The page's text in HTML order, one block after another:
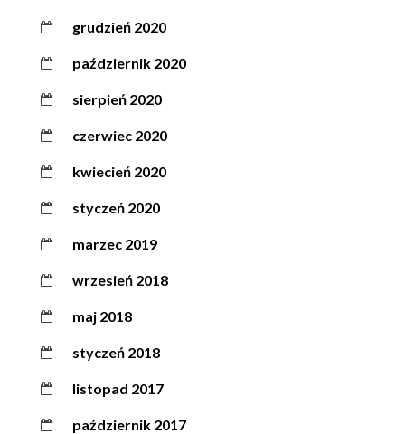
grudzień 2020
październik 2020
sierpień 2020
czerwiec 2020
kwiecień 2020
styczeń 2020
marzec 2019
wrzesień 2018
maj 2018
styczeń 2018
listopad 2017
październik 2017